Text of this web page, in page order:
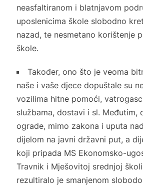
neasfaltiranom i blatnjavom
uposlenicima škole slobodno
nazad, te nesmetano korištenje
škole.
Također, ono što je veoma
naše i vaše djece dopuštale su
vozilima hitne pomoći,
službama, dostavi i sl. Međutim,
ograde, mimo zakona i uputa
dijelom na javni državni put, a
koji pripada MS Ekonomsko-
Travnik i Mješovitoj srednjoj školi
rezultiralo je smanjenom